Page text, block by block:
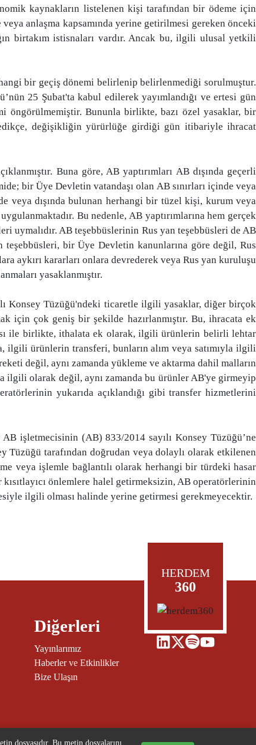
kaynakların listelenen kişi tarafından bir ödeme için
anlaşma kapsamında yerine getirilmesi gereken önceki
birtakım istisnaları vardır. Ancak bu, ilgili ulusal yetkili
bir geçiş dönemi belirlenip belirlenmediği sorulmuştur.
25 Şubat'ta kabul edilerek yayımlandığı ve ertesi gün
öngörülmemiştir. Bununla birlikte, bazı özel yasaklar, bir
değişikliğin yürürlüğe girdiği gün itibariyle ihracat
Buna göre, AB yaptırımları AB dışında geçerli
bir Üye Devletin vatandaşı olan AB sınırları içinde veya
veya dışında bulunan herhangi bir tüzel kişi, kurum veya
Bu nedenle, AB yaptırımlarına hem gerçek
uymalıdır. AB teşebbüslerinin Rus yan teşebbüsleri de AB
teşebbüsleri, bir Üye Devletin kanunlarına göre değil, Rus
aykırı kararları onlara devrederek veya Rus yan kuruluşu
yasaklanmıştır.
Konsey Tüzüğü'ndeki ticaretle ilgili yasaklar, diğer birçok
için çok geniş bir şekilde hazırlanmıştır. Bu, ihracata ek
ile birlikte, ithalata ek olarak, ilgili ürünlerin belirli lehtar
ilgili ürünlerin transferi, bunların alım veya satımıyla ilgili
değil, aynı zamanda yükleme ve aktarma dahil malların
ilgili olarak değil, aynı zamanda bu ürünler AB'ye girmeyip
yukarıda açıklandığı gibi transfer hizmetlerini
işletmecisinin (AB) 833/2014 sayılı Konsey Tüzüğü’ne
Tüzüğü tarafından doğrudan veya dolaylı olarak etkilenen
veya işlemle bağlantılı olarak herhangi bir türdeki hasar
önlemlere halel getirmeksizin, AB operatörlerinin
ilgili olması halinde yerine getirmesi gerekmeyecektir.
Diğerleri
Yayınlarımız
Haberler ve Etkinlikler
Bize Ulaşın
HERDEM
360
Bu metin dosyalarını,